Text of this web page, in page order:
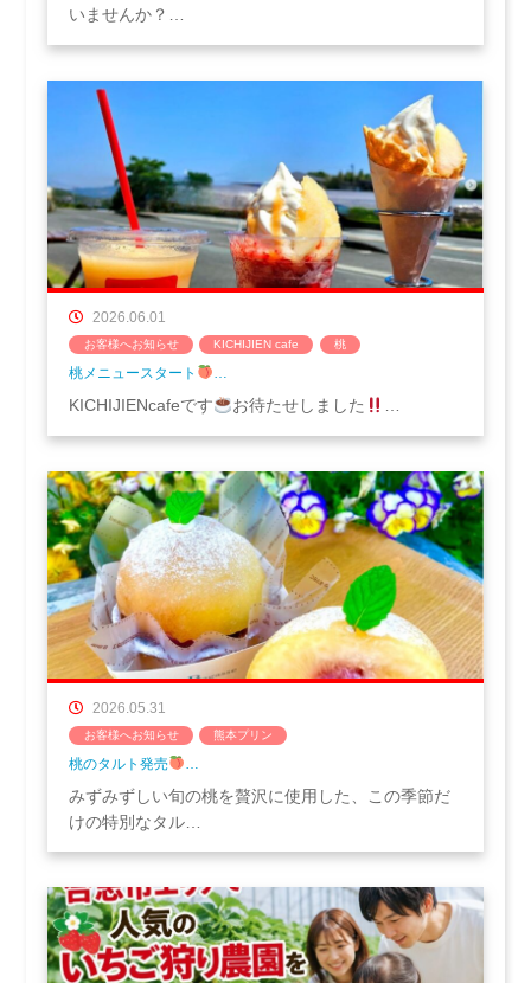
いませんか？…
2026.06.01
お客様へお知らせ KICHIJIEN cafe 桃
桃メニュースタート …
KICHIJIENcafeです お待たせしました …
2026.05.31
お客様へお知らせ 熊本プリン
桃のタルト発売 …
みずみずしい旬の桃を贅沢に使用した、この季節だ
けの特別なタル…